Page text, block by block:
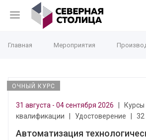
Главная Мероприятия
ОЧНЫЙ КУРС
31 августа - 04 сентября 2026
квалификации
Удостоверение 32
Автоматизация